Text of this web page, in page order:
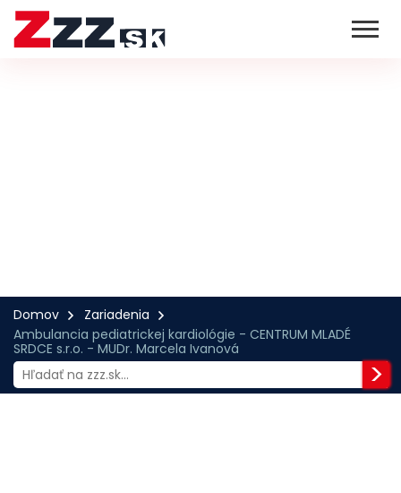
Domov
Zariadenia
Ambulancia pediatrickej kardiológie - CENTRUM MLADÉ
SRDCE s.r.o. - MUDr. Marcela Ivanová